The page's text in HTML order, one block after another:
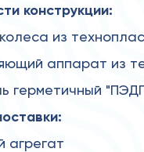
конструкции:
из
аппарат из
герметичный
агрегат